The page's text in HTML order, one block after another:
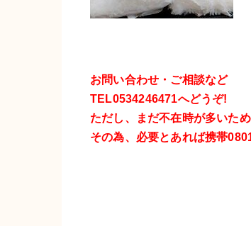
お問い合わせ・ご相談など
TEL0534246471へどうぞ!
ただし、まだ不在時が多いた
その為、必要とあれば携帯